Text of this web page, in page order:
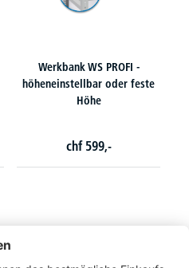
Werkbank WS PROFI -
höheneinstellbar oder feste
Höhe
chf 599,-
Uhr